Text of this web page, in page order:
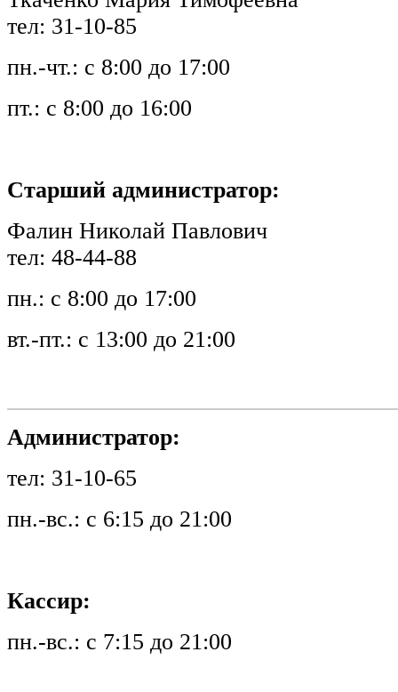
тел: 31-10-85
пн.-чт.: с 8:00 до 17:00
пт.: с 8:00 до 16:00
Старший администратор:
Фалин Николай Павлович
тел: 48-44-88
пн.: с 8:00 до 17:00
вт.-пт.: с 13:00 до 21:00
Администратор:
тел: 31-10-65
пн.-вс.: с 6:15 до 21:00
Кассир:
пн.-вс.: с 7:15 до 21:00